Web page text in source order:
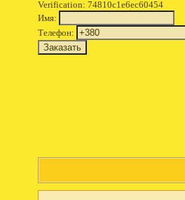
Verification: 74810c1e6ec60454
Имя:
Телефон: